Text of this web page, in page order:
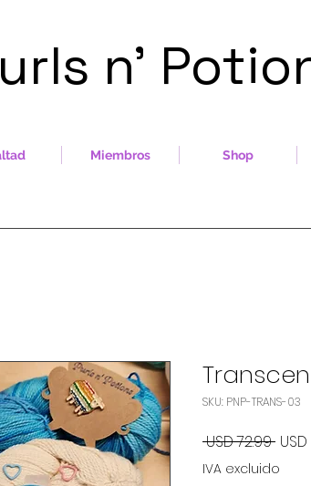
n'
Miembros Shop
SKU: PNP-TRANS-03
USD 72.99
IVA excluido